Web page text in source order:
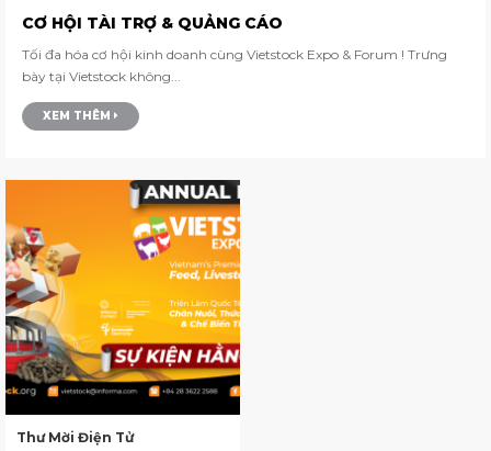
CƠ HỘI TÀI TRỢ & QUẢNG CÁO
Tối đa hóa cơ hội kinh doanh cùng Vietstock Expo & Forum ! Trưng
bày tại Vietstock không...
XEM THÊM
Thư Mời Điện Tử